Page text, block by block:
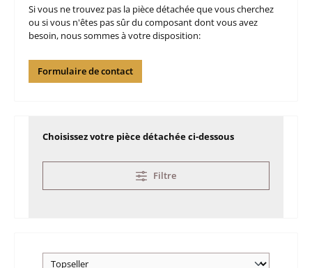
Si vous ne trouvez pas la pièce détachée que vous cherchez
ou si vous n'êtes pas sûr du composant dont vous avez
besoin, nous sommes à votre disposition:
Formulaire de contact
Choisissez votre pièce détachée ci-dessous
Filtre